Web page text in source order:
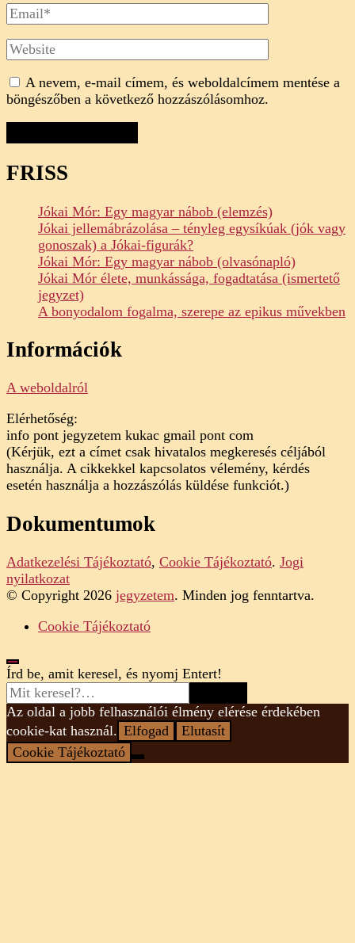
Email
Website
A nevem, e-mail címem, és weboldalcímem mentése a
böngészőben a következő hozzászólásomhoz.
FRISS
Jókai Mór: Egy magyar nábob (elemzés)
Jókai jellemábrázolása – tényleg egysíkúak (jók vagy
gonoszak) a Jókai-figurák?
Jókai Mór: Egy magyar nábob (olvasónapló)
Jókai Mór élete, munkássága, fogadtatása (ismertető
jegyzet)
A bonyodalom fogalma, szerepe az epikus művekben
Információk
A weboldalról
Elérhetőség:
info pont jegyzetem kukac gmail pont com
(Kérjük, ezt a címet csak hivatalos megkeresés céljából
használja. A cikkekkel kapcsolatos vélemény, kérdés
esetén használja a hozzászólás küldése funkciót.)
Dokumentumok
Adatkezelési Tájékoztató, Cookie Tájékoztató. Jogi
nyilatkozat
© Copyright 2026 jegyzetem. Minden jog fenntartva.
Cookie Tájékoztató
Looking
for
Something?
Írd be, amit keresel, és nyomj Entert!
Az oldal a jobb felhasználói élmény elérése érdekében
cookie-kat használ. Elfogad
Elutasít
Cookie Tájékoztató